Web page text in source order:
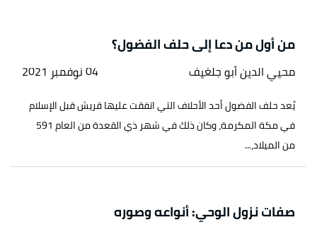
من أول من دعا إلى حلف الفضول؟
محيي الدين أبو جلغيف 04 نوفمبر 2021
يُعد حلف الفضول أحد الأحلاف التي اتفقت عليها قريش قبل الإسلام
في مكة المكرمة، وكان ذلك في شهر ذي القعدة من العام 591
من الميلاد،...
صفات نزول الوحي: أنواعه وصوره